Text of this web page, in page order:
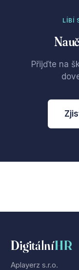
LÍBÍ
Přijďte na
DigitálníHR
Aplayerz s.r.o.